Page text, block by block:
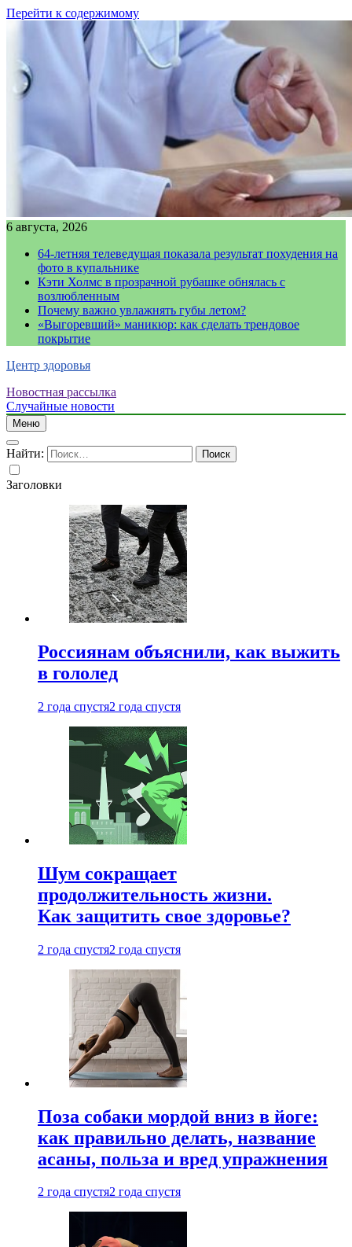
Перейти к содержимому
6 августа, 2026
64-летняя телеведущая показала результат похудения на
фото в купальнике
Кэти Холмс в прозрачной рубашке обнялась с
возлюбленным
Почему важно увлажнять губы летом?
«Выгоревший» маникюр: как сделать трендовое
покрытие
Центр здоровья
Новостная рассылка
Случайные новости
Меню
Найти:
Заголовки
Россиянам объяснили, как выжить
в гололед
2 года спустя2 года спустя
Шум сокращает
продолжительность жизни.
Как защитить свое здоровье?
2 года спустя2 года спустя
Поза собаки мордой вниз в йоге:
как правильно делать, название
асаны, польза и вред упражнения
2 года спустя2 года спустя